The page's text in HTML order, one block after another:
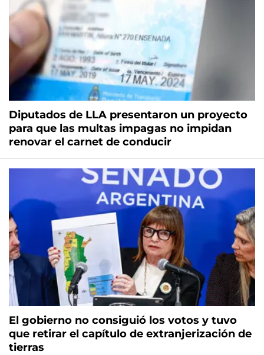
Diputados de LLA presentaron un proyecto
para que las multas impagas no impidan
renovar el carnet de conducir
El gobierno no consiguió los votos y tuvo
que retirar el capítulo de extranjerización de
tierras